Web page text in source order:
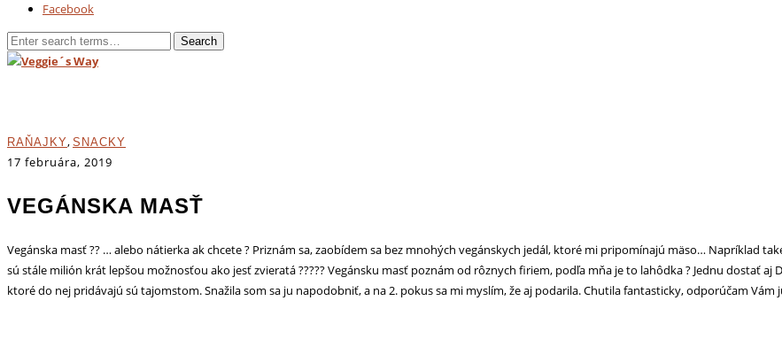
Facebook
RAŇAJKY, SNACKY
17 februára, 2019
VEGÁNSKA MASŤ
Vegánska masť ?? … alebo nátierka ak chcete ? Priznám sa, zaobídem sa bez mnohých vegánskych jedál, ktoré mi pripomínajú mäso… Napríklad
sú stále milión krát lepšou možnosťou ako jesť zvieratá ????? Vegánsku masť poznám od rôznych firiem, podľa mňa je to lahôdka ? Jednu dostať
ktoré do nej pridávajú sú tajomstom. Snažila som sa ju napodobniť, a na 2. pokus sa mi myslím, že aj podarila. Chutila fantasticky, odporúčam